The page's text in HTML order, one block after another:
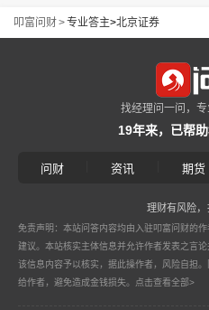
叩富问财>专业答主>北京证券
找经理问一问，
19年来，已帮
问财 资讯 期货
理财有风险
免责声明：本站问答内容均由入驻叩富问财的
建议。本站核实主体信息并允许作者发表之言
该信息内容予以核实，据此操作者，风险自担
给作者，避免造成金钱损失。 点击查看全部>